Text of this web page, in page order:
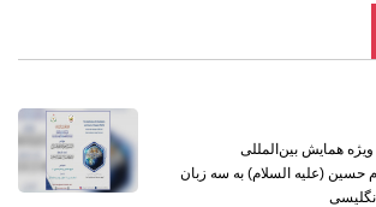
همایش بین‌المللی
(علیه السلام) به سه زبان